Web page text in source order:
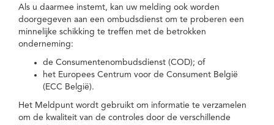
Als u daarmee instemt, kan uw melding ook worden
doorgegeven aan een ombudsdienst om te proberen een
minnelijke schikking te treffen met de betrokken
onderneming:
de Consumentenombudsdienst (COD); of
het Europees Centrum voor de Consument België
(ECC België).
Het Meldpunt wordt gebruikt om informatie te verzamelen
om de kwaliteit van de controles door de verschillende